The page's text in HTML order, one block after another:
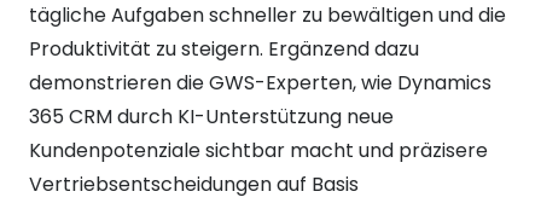
tägliche Aufgaben schneller zu bewältigen und die
Produktivität zu steigern. Ergänzend dazu
demonstrieren die GWS-Experten, wie Dynamics
365 CRM durch KI-Unterstützung neue
Kundenpotenziale sichtbar macht und präzisere
Vertriebsentscheidungen auf Basis